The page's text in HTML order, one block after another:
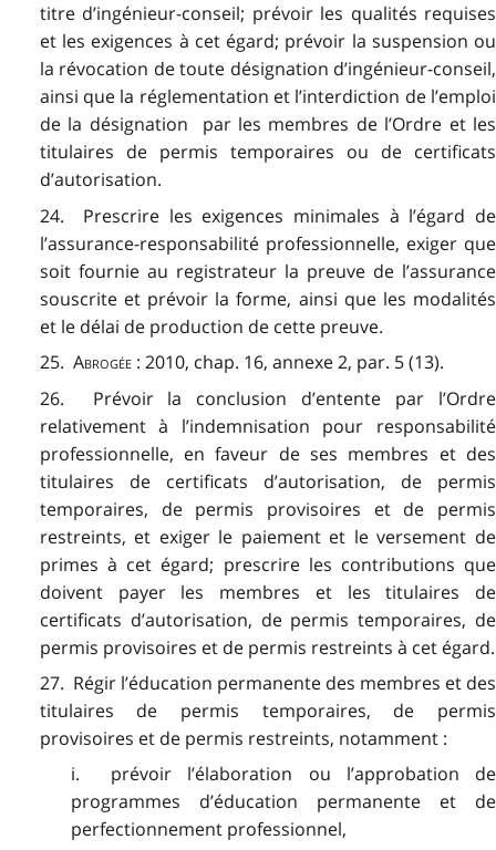
titre d’ingénieur-conseil; prévoir les qualités requises
et les exigences à cet égard; prévoir la suspension ou
la révocation de toute désignation d’ingénieur-conseil,
ainsi que la réglementation et l’interdiction de l’emploi
de la désignation par les membres de l’Ordre et les
titulaires de permis temporaires ou de certificats
d’autorisation.
24. Prescrire les exigences minimales à l’égard de
l’assurance-responsabilité professionnelle, exiger que
soit fournie au registrateur la preuve de l’assurance
souscrite et prévoir la forme, ainsi que les modalités
et le délai de production de cette preuve.
25. Abrogée: 2010, chap. 16, annexe 2, par. 5 (13).
26. Prévoir la conclusion d’entente par l’Ordre
relativement à l’indemnisation pour responsabilité
professionnelle, en faveur de ses membres et des
titulaires de certificats d’autorisation, de permis
temporaires, de permis provisoires et de permis
restreints, et exiger le paiement et le versement de
primes à cet égard; prescrire les contributions que
doivent payer les membres et les titulaires de
certificats d’autorisation, de permis temporaires, de
permis provisoires et de permis restreints à cet égard.
27. Régir l’éducation permanente des membres et des
titulaires de permis temporaires, de permis
provisoires et de permis restreints, notamment :
i. prévoir l’élaboration ou l’approbation de
programmes d’éducation permanente et de
perfectionnement professionnel,